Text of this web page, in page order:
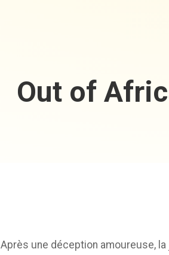
Out of
Après une déception amoureuse,